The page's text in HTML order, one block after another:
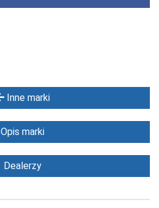
Inne marki
Opis marki
Dealerzy